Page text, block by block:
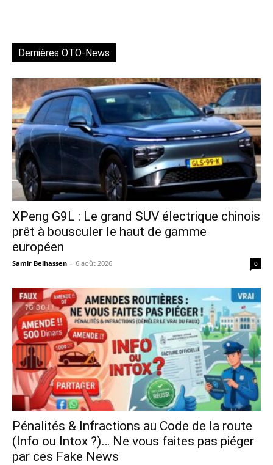
Dernières OTO-News
XPeng G9L : Le grand SUV électrique chinois
prêt à bousculer le haut de gamme
européen
Samir Belhassen - 6 août 2026 0
Pénalités & Infractions au Code de la route
(Info ou Intox ?)… Ne vous faites pas piéger
par ces Fake News